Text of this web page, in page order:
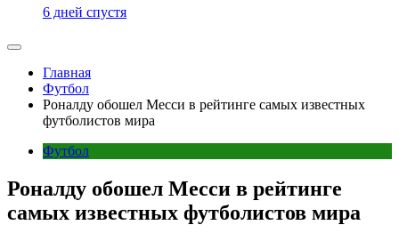
6 дней спустя
Главная
Футбол
Роналду обошел Месси в рейтинге самых известных
футболистов мира
Футбол
Роналду обошел Месси в рейтинге
самых известных футболистов мира